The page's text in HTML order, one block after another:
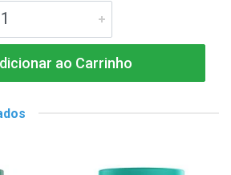
ao Carrinho